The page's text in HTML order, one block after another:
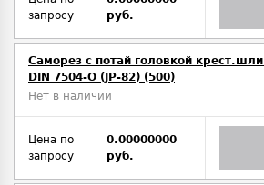
запросу
руб.
Саморез с потай головкой
DIN 7504-O (JP-82) (500)
Нет в наличии
Цена по
запросу
0.00000000
руб.